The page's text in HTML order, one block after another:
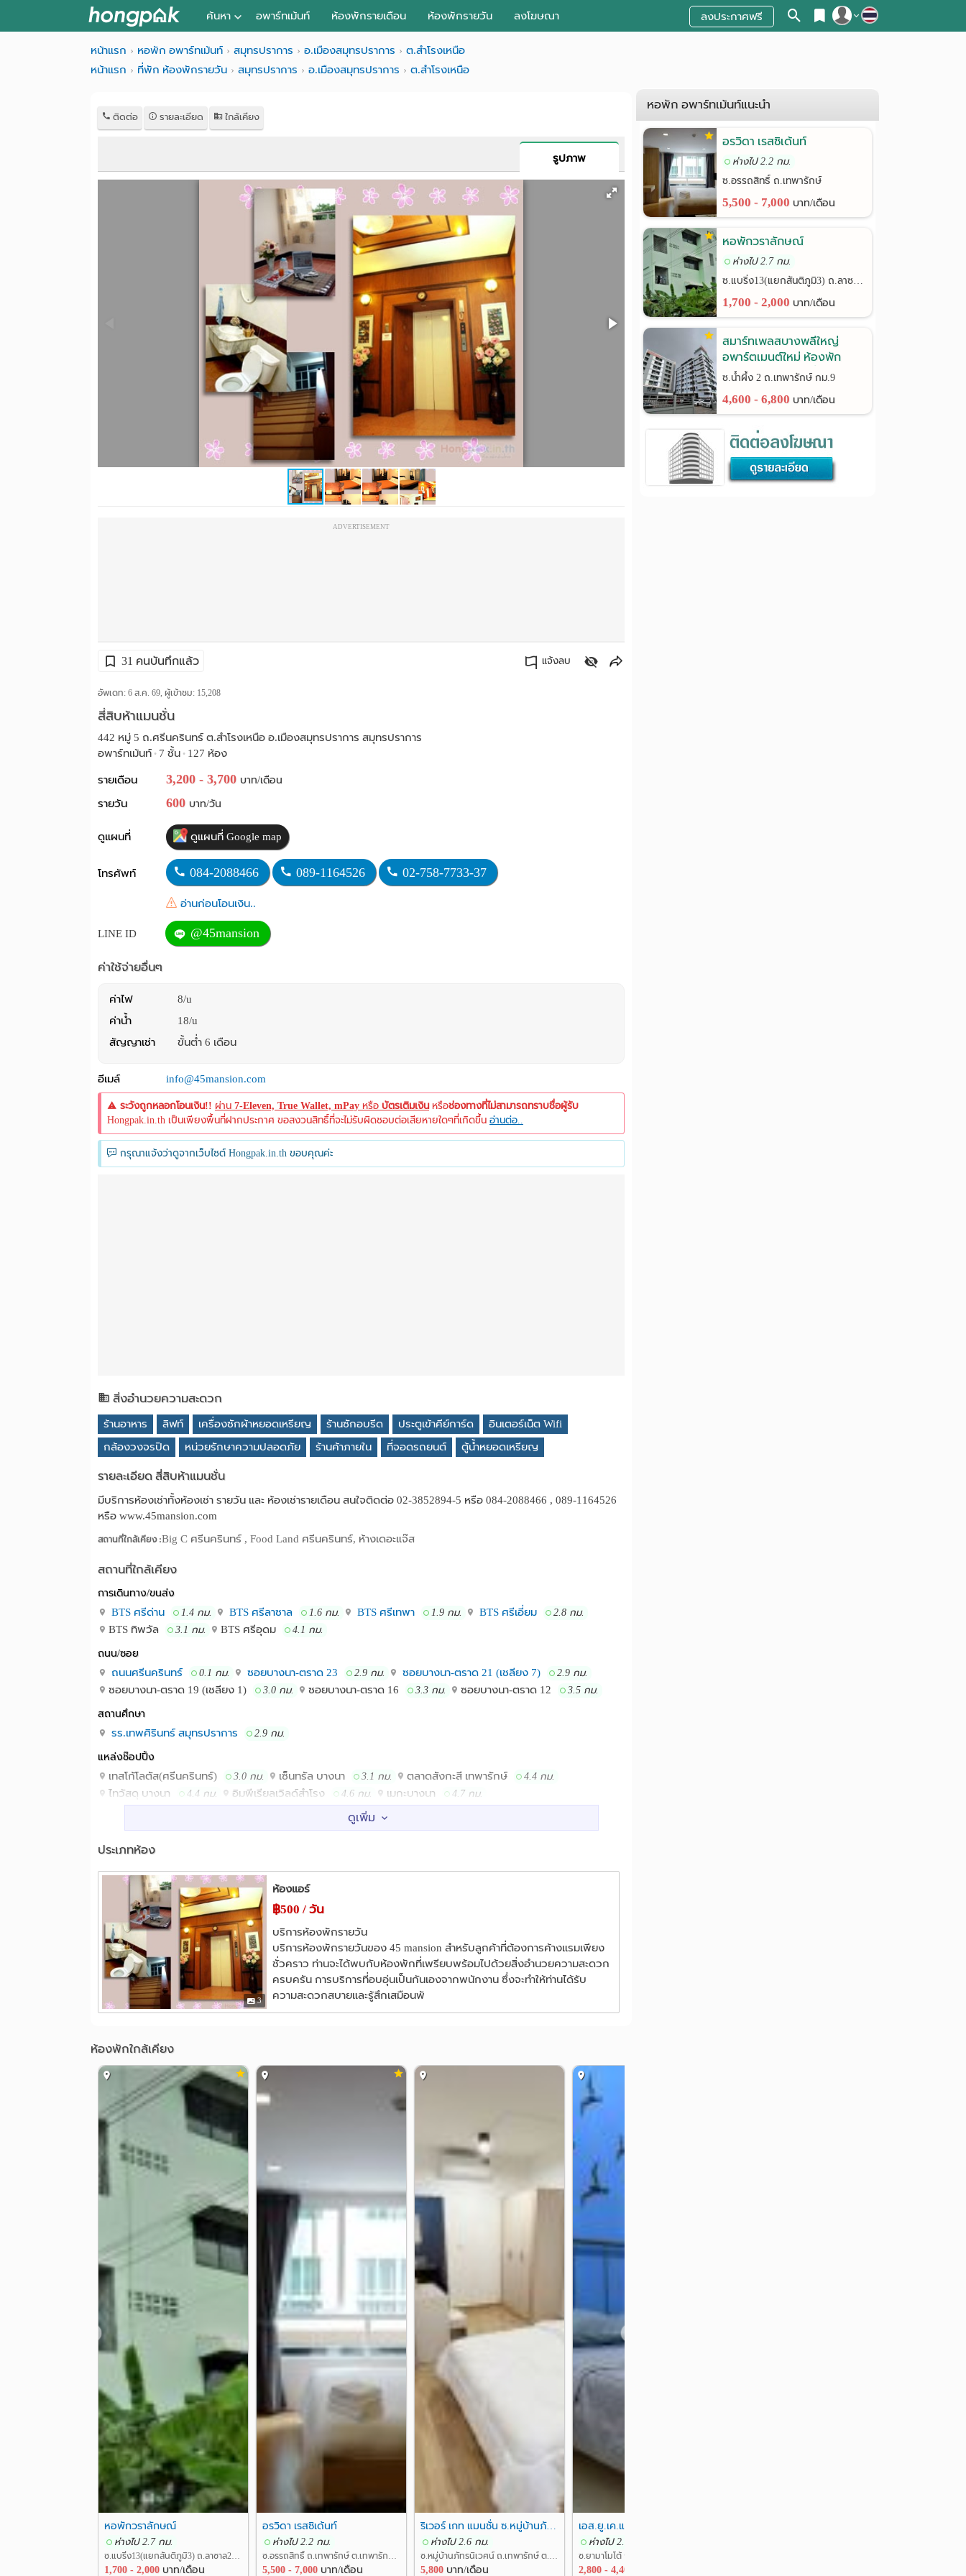
ค้นหา
หอพัก ใกล้ฉัน
ค้นจากสถานีรถไฟฟ้า
ค้นแบบละเอียด
อพาร์ทเม้นท์ ห้องพักรายเดือน ห้องพักรายวัน ลงโฆษณา ลงประกาศฟรี
หน้าแรก หอพัก อพาร์ทเม้นท์ สมุทรปราการ อ.เมืองสมุทรปราการ
ต.สำโรงเหนือ
หน้าแรก
ที่พัก ห้องพักรายวัน สมุทรปราการ อ.เมืองสมุทรปราการ ต.สำโรงเหนือ
ติดต่อ รายละเอียด ใกล้เคียง
รูปภาพ
ADVERTISEMENT
31 คนบันทึกแล้ว แจ้งลบ
อัพเดท: 6 ส.ค. 69, ผู้เข้าชม: 15,208
สี่สิบห้าแมนชั่น
442 หมู่ 5 ถ.ศรีนครินทร์ ต.สำโรงเหนือ อ.เมืองสมุทรปราการ สมุทรปราการ
อพาร์ทเม้นท์ • 7 ชั้น • 127 ห้อง
รายเดือน 3,200 - 3,700 บาท/เดือน
รายวัน 600 บาท/วัน
ดูแผนที่ ดูแผนที่ Google map
โทรศัพท์ 084-2088466 089-1164526 02-758-7733-37
อ่านก่อนโอนเงิน..
LINE ID @45mansion
ค่าใช้จ่ายอื่นๆ
ค่าไฟ
8/u
ค่าน้ำ
18/u
สัญญาเช่า
ขั้นต่ำ 6 เดือน
อีเมล์ info@45mansion.com
ระวังถูกหลอกโอนเงิน!! ผ่าน 7-Eleven, True Wallet, mPay หรือ บัตรเติมเงินหรือช่องทางที่ไม่สามารถทราบชื่อผู้รับ
Hongpak.in.th เป็นเพียงพื้นที่ฝากประกาศ ขอสงวนสิทธิ์ที่จะไม่รับผิดชอบต่อเสียหายใดๆที่เกิดขึ้น อ่านต่อ..
กรุณาแจ้งว่าดูจากเว็บไซต์ Hongpak.in.th ขอบคุณค่ะ
สิ่งอำนวยความสะดวก
ร้านอาหาร ลิฟท์ เครื่องซักผ้าหยอดเหรียญ ร้านซักอบรีด ประตูเข้าคีย์การ์ด
อินเตอร์เน็ต Wifi
กล้องวงจรปิด
หน่วยรักษาความปลอดภัย ร้านค้าภายใน ที่จอดรถยนต์ ตู้น้ำหยอดเหรียญ
รายละเอียด สี่สิบห้าแมนชั่น
มีบริการห้องเช่าทั้งห้องเช่า รายวัน และ ห้องเช่ารายเดือน สนใจติดต่อ 02-3852894-5 หรือ 084-2088466 , 089-1164526
หรือ www.45mansion.com
สถานที่ใกล้เคียง :Big C ศรีนครินทร์ , Food Land ศรีนครินทร์, ห้างเดอะแจ๊ส
สถานที่ใกล้เคียง
การเดินทาง/ขนส่ง
BTS ศรีด่าน 1.4 กม. BTS ศรีลาซาล 1.6 กม. BTS ศรีเทพา 1.9 กม. BTS ศรีเอี่ยม 2.8 กม.
BTS ทิพวัล 3.1 กม. BTS ศรีอุดม 4.1 กม.
ถนน/ซอย
ถนนศรีนครินทร์ 0.1 กม. ซอยบางนา-ตราด 23 2.9 กม. ซอยบางนา-ตราด 21 (เชลียง 7) 2.9 กม.
ซอยบางนา-ตราด 19 (เชลียง 1) 3.0 กม. ซอยบางนา-ตราด 16 3.3 กม. ซอยบางนา-ตราด 12 3.5 กม.
สถานศึกษา
รร.เทพศิรินทร์ สมุทรปราการ 2.9 กม.
แหล่งช๊อปปิ้ง
เทสโก้โลตัส(ศรีนครินทร์) 3.0 กม. เซ็นทรัล บางนา 3.1 กม. ตลาดสังกะสี เทพารักษ์ 4.4 กม.
ไทวัสดุ บางนา 4.4 กม. อิมพีเรียลเวิลด์สำโรง 4.6 กม. เมกะบางนา 4.7 กม.
รพ.ไทยนครินทร์
อื่นๆ
BTS ศรีแบริ่ง 0.3 กม. สี่แยกเทพารักษ์
ทางแยกต่างระดับเทพารักษ์ 4.0 กม. วัดด่านสำโรง
ประเภทห้อง
3
ห้องแอร์
฿500 / วัน
บริการห้องพักรายวัน
บริการห้องพักรายวันของ 45 mansion สำหรับลูกค้าที่ต้องการค้างแรมเพียง
ชั่วคราว ท่านจะได้พบกับห้องพักที่เพรียบพร้อมไปด้วยสิ่งอำนวยความสะดวก
ครบครัน การบริการที่อบอุ่นเป็นกันเองจากพนักงาน ซึ่งจะทำให้ท่านได้รับ
ความสะดวกสบายและรู้สึกเสมือนพั
ห้องพักใกล้เคียง
หอพักวราลักษณ์
ห่างไป 2.7 กม.
ซ.แบริ่ง13(แยกสันติภูมิ3) ถ.ลาซาล24 แขวงบางนา เขตบางนา กรุงเทพ
1,700 - 2,000 บาท/เดือน
อรวิดา เรสซิเด้นท์
ห่างไป 2.2 กม.
ซ.อรรถสิทธิ์ ถ.เทพารักษ์ ต.เทพารักษ์ อ.เมืองสมุทรปราการ สมุทรปราการ
5,500 - 7,000 บาท/เดือน
ริเวอร์ เกท แมนชั่น ซ.หมู่บ้านภัทรนิเวศน์ - River Gate Mansion
ห่างไป 2.6 กม.
ซ.หมู่บ้านภัทรนิเวศน์ ถ.เทพารักษ์ ต.เทพารักษ์ อ.เมืองสมุทรปราการ สมุทรปราการ
5,800 บาท/เดือน
ห่างไป 2.5 กม.
2,800 - 4,400
หอพัก อพาร์ทเม้นท์แนะนำ
อรวิดา เรสซิเด้นท์
ห่างไป 2.2 กม.
ซ.อรรถสิทธิ์ ถ.เทพารักษ์
5,500 - 7,000 บาท/เดือน
หอพักวราลักษณ์
ห่างไป 2.7 กม.
ซ.แบริ่ง13(แยกสันติภูมิ3) ถ.ลาซาล24
1,700 - 2,000 บาท/เดือน
สมาร์ทเพลสบางพลีใหญ่
อพาร์ตเมนต์ใหม่ ห้องพัก
พร้อมเฟอร์นิเจอร์ ที่จอดรถ
ซ.น้ำผึ้ง 2 ถ.เทพารักษ์ กม.9
4,600 - 6,800 บาท/เดือน